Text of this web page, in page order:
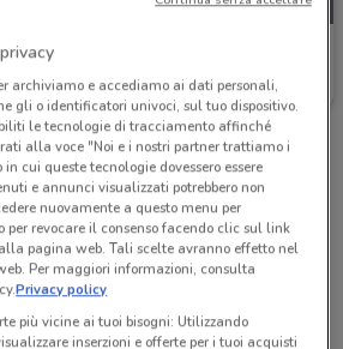
archiviamo e accediamo ai dati personali,
gli o identificatori univoci, sul tuo dispositivo.
le tecnologie di tracciamento affinché
alla voce "Noi e i nostri partner trattiamo i
cui queste tecnologie dovessero essere
e annunci visualizzati potrebbero non
nuovamente a questo menu per
per revocare il consenso facendo clic sul link
pagina web. Tali scelte avranno effetto nel
Per maggiori informazioni, consulta
Privacy policy
più vicine ai tuoi bisogni: Utilizzando
inserzioni e offerte per i tuoi acquisti